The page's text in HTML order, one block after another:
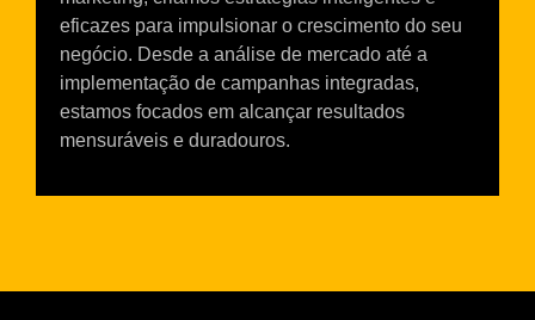
eficazes para impulsionar o crescimento do seu
negócio. Desde a análise de mercado até a
implementação de campanhas integradas,
estamos focados em alcançar resultados
mensuráveis e duradouros.